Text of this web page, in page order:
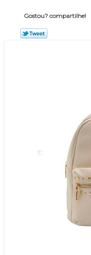
Gostou? compartilhe!